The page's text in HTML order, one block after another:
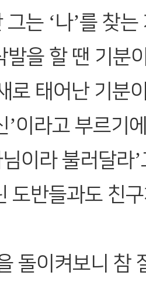
그는 ‘나’를 찾
발을 할 땐 기분
로 태어난 기분
’이라고 부르기
이라 불러달라
도반들과도 친
돌이켜보니 참